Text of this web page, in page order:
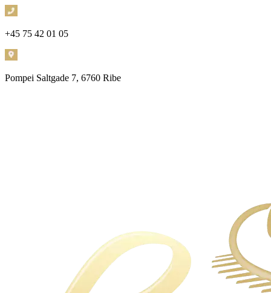
+45 75 42 01 05
Pompei Saltgade 7, 6760 Ribe